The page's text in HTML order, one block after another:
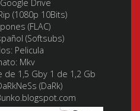
Google Drive
(1080p 10Bits)
(FLAC)
(Softsubs)
Pelicula
Mkv
de 1,5 Gby 1 de 1,2 Gb
(DaRk)